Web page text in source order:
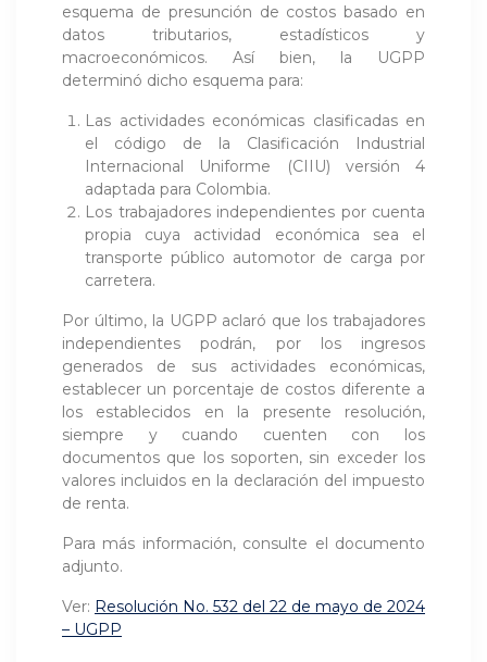
esquema de presunción de costos basado en
datos tributarios, estadísticos y
macroeconómicos. Así bien, la UGPP
determinó dicho esquema para:
Las actividades económicas clasificadas en
el código de la Clasificación Industrial
Internacional Uniforme (CIIU) versión 4
adaptada para Colombia.
Los trabajadores independientes por cuenta
propia cuya actividad económica sea el
transporte público automotor de carga por
carretera.
Por último, la UGPP aclaró que los trabajadores
independientes podrán, por los ingresos
generados de sus actividades económicas,
establecer un porcentaje de costos diferente a
los establecidos en la presente resolución,
siempre y cuando cuenten con los
documentos que los soporten, sin exceder los
valores incluidos en la declaración del impuesto
de renta.
Para más información, consulte el documento
adjunto.
Ver: Resolución No. 532 del 22 de mayo de 2024
– UGPP